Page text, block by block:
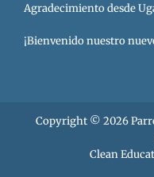
Agradecimiento desde
¡Bienvenido nuestro
Copyright © 2026
Clean